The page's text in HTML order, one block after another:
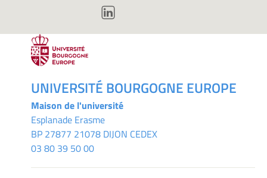
UNIVERSITÉ BOURGOGNE EUROPE
Maison de l'université
Esplanade Erasme
BP 27877 21078 DIJON CEDEX
03 80 39 50 00